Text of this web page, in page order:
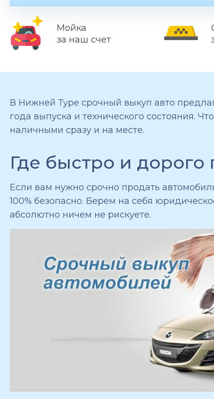
Мойка
за наш счет
В Нижней Туре срочный выкуп авто
года выпуска и технического состояния.
наличными сразу и на месте.
Где быстро и дорого
Если вам нужно срочно продать
100% безопасно. Берем на себя
абсолютно ничем не рискуете.